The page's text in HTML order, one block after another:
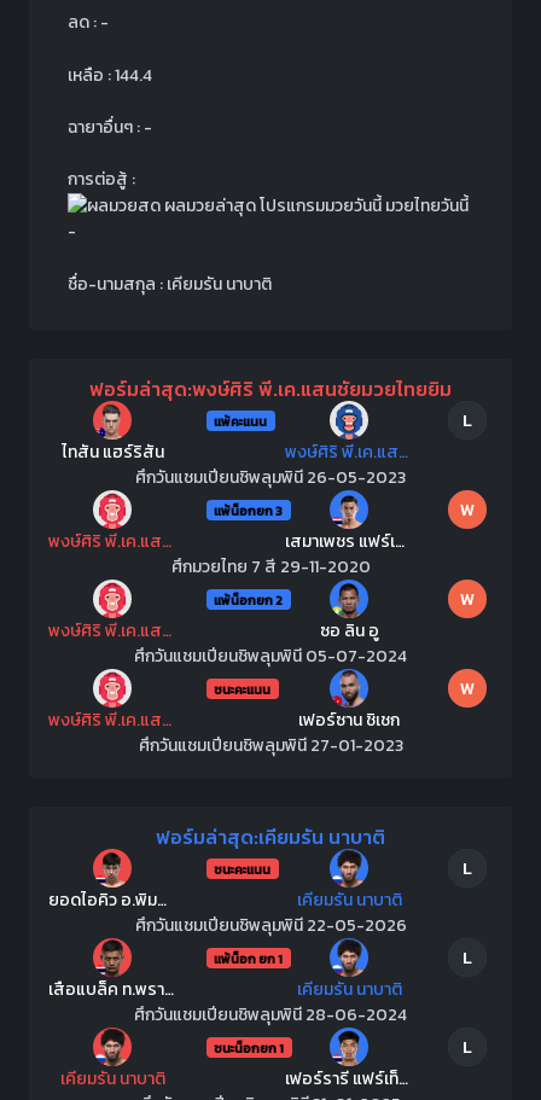
ลด : -
เหลือ : 144.4
ฉายาอื่นๆ : -
การต่อสู้ :
-
ชื่อ-นามสกุล : เคียมรัน นาบาติ
ฟอร์มล่าสุด:พงษ์ศิริ พี.เค.แสนชัยมวยไทยยิม
แพ้คะแนน
L
ไทสัน แฮร์ริสัน
พงษ์ศิริ พี.เค.แสนชัยมวยไทยยิม
ศึกวันแชมเปียนชิพลุมพินี 26-05-2023
แพ้น็อกยก 3
W
พงษ์ศิริ พี.เค.แสนชัยมวยไทยยิม
เสมาเพชร แฟร์เท็กซ์
ศึกมวยไทย 7 สี 29-11-2020
แพ้น็อกยก 2
W
พงษ์ศิริ พี.เค.แสนชัยมวยไทยยิม
ซอ ลิน อู
ศึกวันแชมเปียนชิพลุมพินี 05-07-2024
ชนะคะแนน
W
พงษ์ศิริ พี.เค.แสนชัยมวยไทยยิม
เฟอร์ซาน ชิเชก
ศึกวันแชมเปียนชิพลุมพินี 27-01-2023
ฟอร์มล่าสุด:เคียมรัน นาบาติ
ชนะคะแนน
L
ยอดไอคิว อ.พิมลศรี
เคียมรัน นาบาติ
ศึกวันแชมเปียนชิพลุมพินี 22-05-2026
แพ้น็อก ยก 1
L
เสือแบล็ค ท.พราน49
เคียมรัน นาบาติ
ศึกวันแชมเปียนชิพลุมพินี 28-06-2024
ชนะน็อกยก 1
L
เคียมรัน นาบาติ
เฟอร์รารี แฟร์เท็กซ์